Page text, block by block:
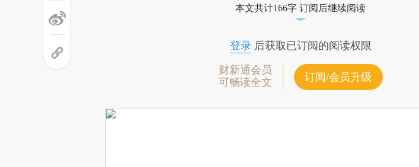
本文共计166字 订阅后继续阅读
登录后获取已订阅的阅读权限
财新通会员
可畅读全文
订阅/会员升级